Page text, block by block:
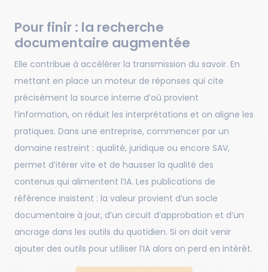
Pour finir : la recherche
documentaire augmentée
Elle contribue à accélèrer la transmission du savoir. En
mettant en place un moteur de réponses qui cite
précisément la source interne d’où provient
l’information, on réduit les interprétations et on aligne les
pratiques. Dans une entreprise, commencer par un
domaine restreint : qualité, juridique ou encore SAV,
permet d’itérer vite et de hausser la qualité des
contenus qui alimentent l’IA. Les publications de
référence insistent : la valeur provient d’un socle
documentaire à jour, d’un circuit d’approbation et d’un
ancrage dans les outils du quotidien. Si on doit venir
ajouter des outils pour utiliser l’IA alors on perd en intérêt.